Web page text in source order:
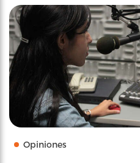
Opiniones